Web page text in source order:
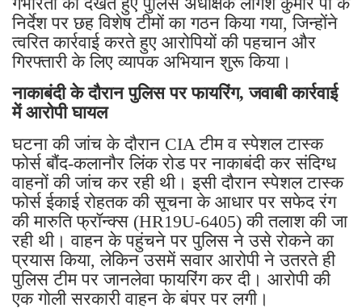
निर्देश पर छह विशेष टीमों का गठन किया गया, जिन्होंने
त्वरित कार्रवाई करते हुए आरोपियों की पहचान और
गिरफ्तारी के लिए व्यापक अभियान शुरू किया।
नाकाबंदी के दौरान पुलिस पर फायरिंग, जवाबी कार्रवाई
में आरोपी घायल
घटना की जांच के दौरान CIA टीम व स्पेशल टास्क
फोर्स बौंद-कलानौर लिंक रोड पर नाकाबंदी कर संदिग्ध
वाहनों की जांच कर रही थी। इसी दौरान स्पेशल टास्क
फोर्स ईकाई रोहतक की सूचना के आधार पर सफेद रंग
की मारुति फ्रॉन्क्स (HR19U-6405) की तलाश की जा
रही थी। वाहन के पहुंचने पर पुलिस ने उसे रोकने का
प्रयास किया, लेकिन उसमें सवार आरोपी ने उतरते ही
पुलिस टीम पर जानलेवा फायरिंग कर दी। आरोपी की
एक गोली सरकारी वाहन के बंपर पर लगी।